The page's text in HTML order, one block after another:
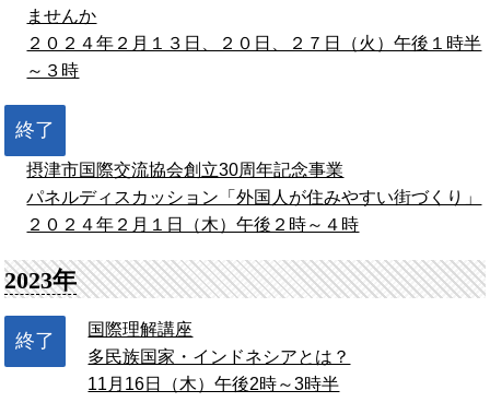
ませんか
２０２４年２月１３日、２０日、２７日（火）午後１時半
～３時
終了
摂津市国際交流協会創立30周年記念事業
パネルディスカッション「外国人が住みやすい街づくり」
２０２４年２月１日（木）午後２時～４時
2023年
終了
国際理解講座
多民族国家・インドネシアとは？
11月16日（木）午後2時～3時半